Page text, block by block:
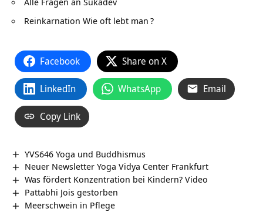
Reinkarnation Wie oft lebt man ?
Facebook Share on X
LinkedIn WhatsApp Email
Copy Link
YVS646 Yoga und Buddhismus
Neuer Newsletter Yoga Vidya Center Frankfurt
Was fördert Konzentration bei Kindern? Video
Pattabhi Jois gestorben
Meerschwein in Pflege